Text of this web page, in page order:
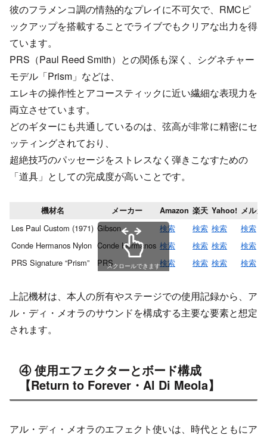
彼のフラメンコ調の情熱的なプレイに不可欠で、RMCピ
ックアップを搭載することでライブでもクリアな出力を得
ています。
PRS（Paul Reed Smith）との関係も深く、シグネチャー
モデル「Prism」などは、
エレキの操作性とアコースティックに近い繊細な表現力を
両立させています。
どのギターにも共通しているのは、弦高が非常に精密にセ
ッティングされており、
超絶技巧のパッセージをストレスなく弾きこなすための
「道具」としての完成度が高いことです。
機材名 メーカー Amazon 楽天 Yahoo! メルカ
Les Paul Custom (1971) Gibson 検索 検索 検索
検索
Conde Hermanos Nylon Conde Hermanos 検索 検索 検索
検索
PRS Signature “Prism”
PRS 検索 検索 検索 検索
スクロールできます
上記機材は、本人の所有やステージでの使用記録から、ア
ル・ディ・メオラのサウンドを構成する主要な要素と想定
されます。
④ 使用エフェクターとボード構成
【Return to Forever・Al Di Meola】
アル・ディ・メオラのエフェクト使いは、時代とともにア